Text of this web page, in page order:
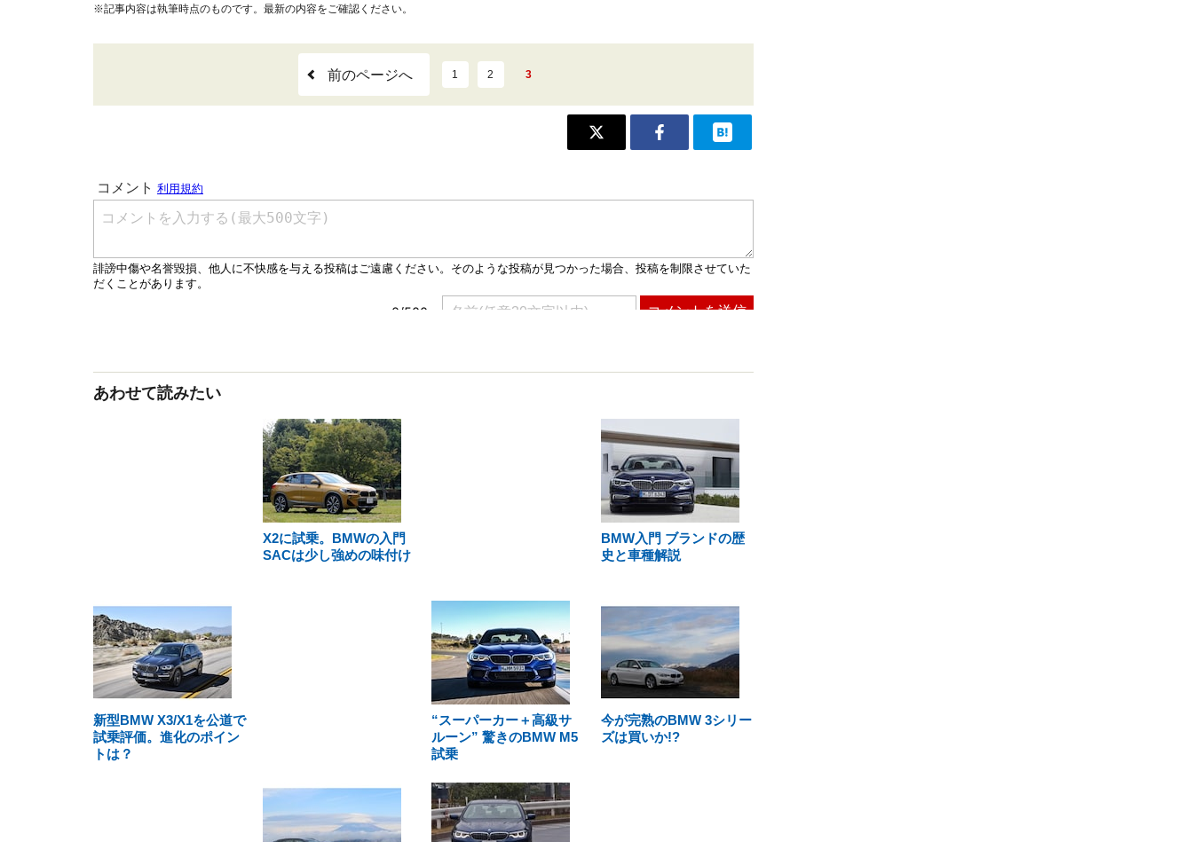
※記事内容は執筆時点のものです。最新の内容をご確認ください。
前のページへ 1 2 3
あわせて読みたい
X2に試乗。BMWの入門
SACは少し強めの味付け
BMW入門 ブランドの歴
史と車種解説
新型BMW X3/X1を公道で
試乗評価。進化のポイン
トは？
“スーパーカー＋高級サ
ルーン” 驚きのBMW M5
試乗
今が完熟のBMW 3シリー
ズは買いか!?